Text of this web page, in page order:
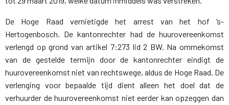
De Hoge Raad vernietigde het arrest van het hof ’s-
Hertogenbosch. De kantonrechter had de huurovereenkomst
verlengd op grond van artikel 7:273 lid 2 BW. Na ommekomst
van de gestelde termijn door de kantonrechter eindigt de
huurovereenkomst niet van rechtswege, aldus de Hoge Raad. De
verlenging voor bepaalde tijd dient alleen het doel dat de
verhuurder de huurovereenkomst niet eerder kan opzeggen dan